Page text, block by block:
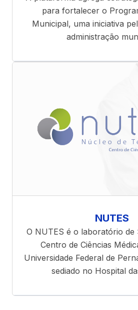
para fortalecer o
Municipal, uma iniciativa
administração
NUTES
O NUTES é o laboratório de
Centro de Ciências
Universidade Federal de
sediado no Hospital